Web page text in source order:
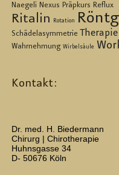
Naegeli Nexus Präpkurs Reflux
Ritalin Rotation
Schädelasymmetrie Therapie
Wahrnehmung Wirbelsäule
Kontakt:
Dr. med. H. Biedermann
Chirurg | Chirotherapie
Huhnsgasse 34
D- 50676 Köln